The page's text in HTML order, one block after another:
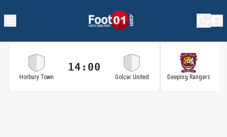
Horbury Town
14:00
Golcar United Deeping Rangers